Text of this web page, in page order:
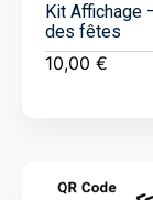
Kit Affichage
des fêtes
10,00 €